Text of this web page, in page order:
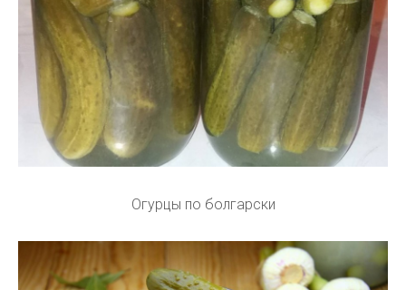
Огурцы по болгарски